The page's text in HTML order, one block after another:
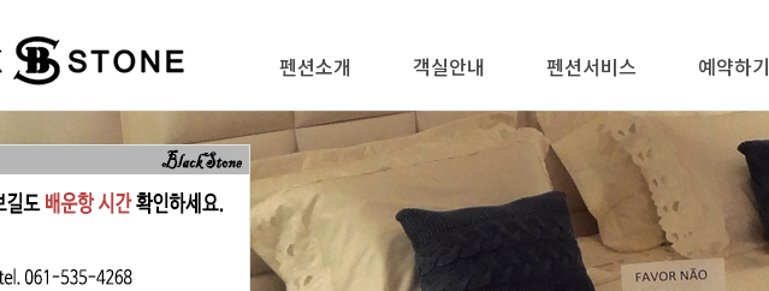
펜션소개 객실안내 펜션서비스 예약하기